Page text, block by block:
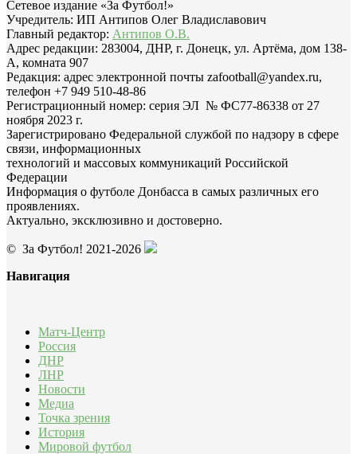
Сетевое издание «За Футбол!»
Учредитель: ИП Антипов Олег Владиславович
Главный редактор: Антипов О.В.
Адрес редакции: 283004, ДНР, г. Донецк, ул. Артёма, дом 138-
А, комната 907
Редакция: адрес электронной почты zafootball@yandex.ru,
телефон +7 949 510-48-86
Регистрационный номер: серия ЭЛ № ФС77-86338 от 27
ноября 2023 г.
Зарегистрировано Федеральной службой по надзору в сфере
связи, информационных
технологий и массовых коммуникаций Российской
Федерации
Информация о футболе Донбасса в самых различных его
проявлениях.
Актуально, эксклюзивно и достоверно.
© За Футбол! 2021-2026
Навигация
Матч-Центр
Россия
ДНР
ЛНР
Новости
Медиа
Точка зрения
История
Мировой футбол